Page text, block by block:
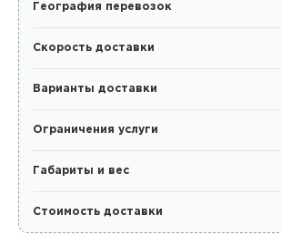
География перевозок
Скорость доставки
Варианты доставки
Ограничения услуги
Габариты и вес
Стоимость доставки